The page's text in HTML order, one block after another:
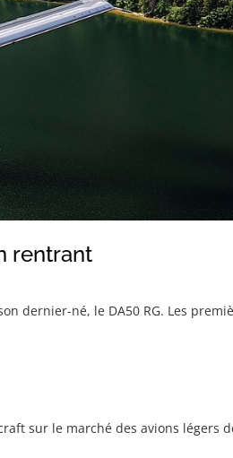
rentrant
dernier-né, le DA50 RG. Les
sur le marché des avions légers